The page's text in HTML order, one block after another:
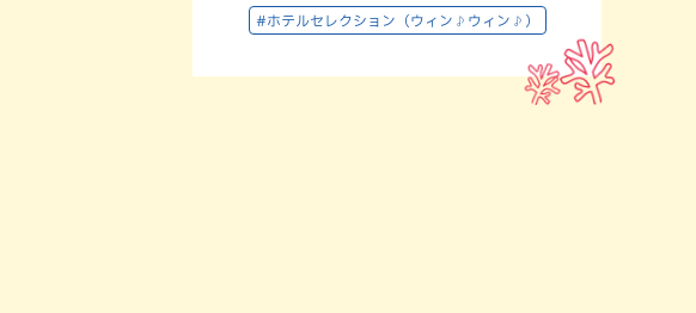
#ホテルセレクション（ウィン♪ウィン♪）